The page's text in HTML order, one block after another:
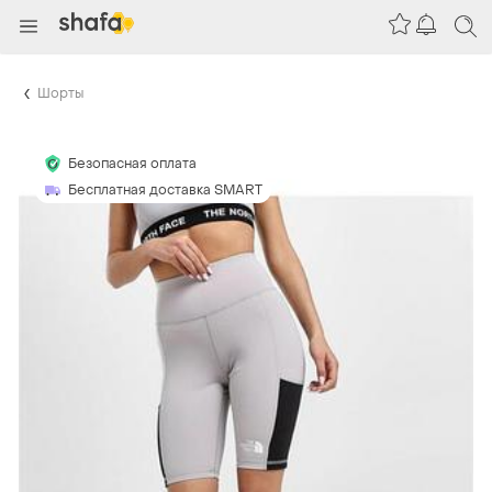
Шорты
Безопасная оплата
Бесплатная доставка SMART